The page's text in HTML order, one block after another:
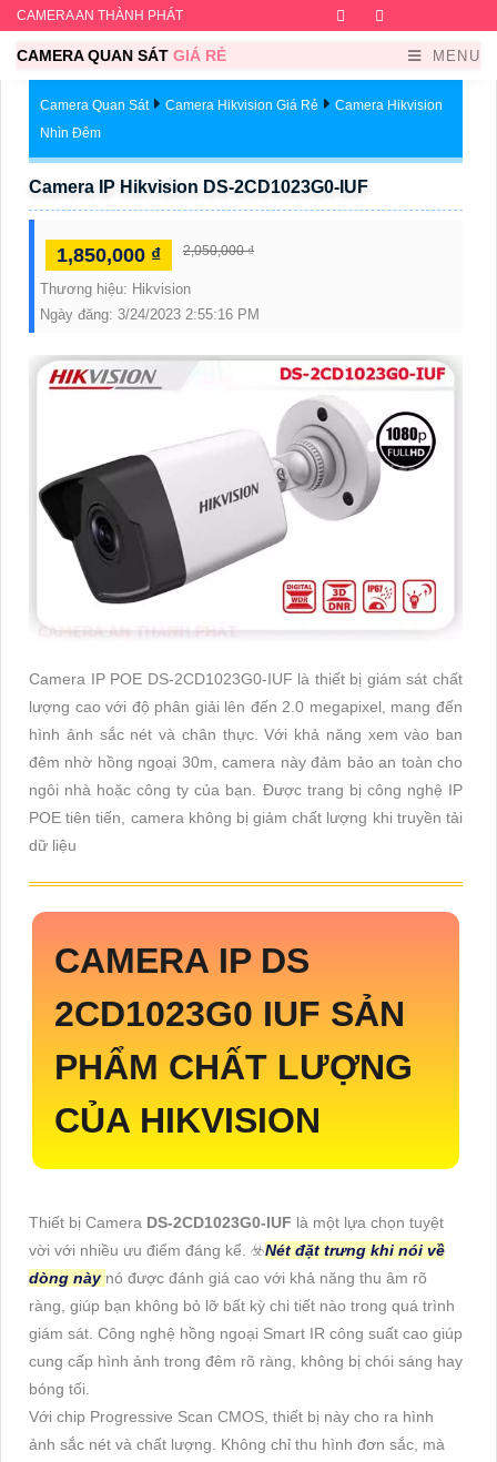
CAMERA AN THÀNH PHÁT Facebook
CAMERA QUAN SÁT GIÁ RẺ MENU
Camera Quan Sát Camera Hikvision Giá Rẻ
Camera Hikvision
Nhìn Đêm
Camera IP Hikvision DS-2CD1023G0-IUF
1,850,000 ₫ 2,050,000 ₫
Thương hiệu: Hikvision
Ngày đăng: 3/24/2023 2:55:16 PM
Camera IP POE DS-2CD1023G0-IUF là thiết bị giám sát chất
lượng cao với độ phân giải lên đến 2.0 megapixel, mang đến
hình ảnh sắc nét và chân thực. Với khả năng xem vào ban
đêm nhờ hồng ngoại 30m, camera này đảm bảo an toàn cho
ngôi nhà hoặc công ty của bạn. Được trang bị công nghệ IP
POE tiên tiến, camera không bị giảm chất lượng khi truyền tải
dữ liệu
CAMERA IP DS
2CD1023G0 IUF SẢN
PHẨM CHẤT LƯỢNG
CỦA HIKVISION
Thiết bị Camera DS-2CD1023G0-IUF là một lựa chọn tuyệt
vời với nhiều ưu điểm đáng kể. ☣️Nét đặt trưng khi nói về
dòng này nó được đánh giá cao với khả năng thu âm rõ
ràng, giúp bạn không bỏ lỡ bất kỳ chi tiết nào trong quá trình
giám sát. Công nghệ hồng ngoại Smart IR công suất cao giúp
cung cấp hình ảnh trong đêm rõ ràng, không bị chói sáng hay
bóng tối.
Với chip Progressive Scan CMOS, thiết bị này cho ra hình
ảnh sắc nét và chất lượng. Không chỉ thu hình đơn sắc, mà